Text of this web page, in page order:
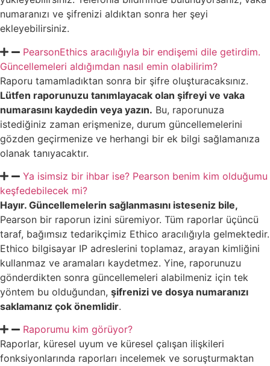
numaranızı ve şifrenizi aldıktan sonra her şeyi
ekleyebilirsiniz.
PearsonEthics aracılığıyla bir endişemi dile getirdim.
Güncellemeleri aldığımdan nasıl emin olabilirim?
Raporu tamamladıktan sonra bir şifre oluşturacaksınız.
Lütfen raporunuzu tanımlayacak olan şifreyi ve vaka
numarasını kaydedin veya yazın. Bu, raporunuza
istediğiniz zaman erişmenize, durum güncellemelerini
gözden geçirmenize ve herhangi bir ek bilgi sağlamanıza
olanak tanıyacaktır.
Ya isimsiz bir ihbar ise? Pearson benim kim olduğumu
keşfedebilecek mi?
Hayır. Güncellemelerin sağlanmasını isteseniz bile,
Pearson bir raporun izini süremiyor. Tüm raporlar üçüncü
taraf, bağımsız tedarikçimiz Ethico aracılığıyla gelmektedir.
Ethico bilgisayar IP adreslerini toplamaz, arayan kimliğini
kullanmaz ve aramaları kaydetmez. Yine, raporunuzu
gönderdikten sonra güncellemeleri alabilmeniz için tek
yöntem bu olduğundan, şifrenizi ve dosya numaranızı
saklamanız çok önemlidir.
Raporumu kim görüyor?
Raporlar, küresel uyum ve küresel çalışan ilişkileri
fonksiyonlarında raporları incelemek ve soruşturmaktan